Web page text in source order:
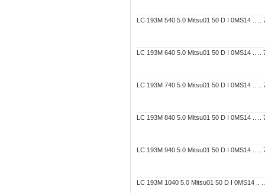
LC 193M 540 5.0 Mitsu01 50 D I 0MS14 .. ..
LC 193M 640 5.0 Mitsu01 50 D I 0MS14 .. ..
LC 193M 740 5.0 Mitsu01 50 D I 0MS14 .. ..
LC 193M 840 5.0 Mitsu01 50 D I 0MS14 .. ..
LC 193M 940 5.0 Mitsu01 50 D I 0MS14 .. ..
LC 193M 1040 5.0 Mitsu01 50 D I 0MS14 ..